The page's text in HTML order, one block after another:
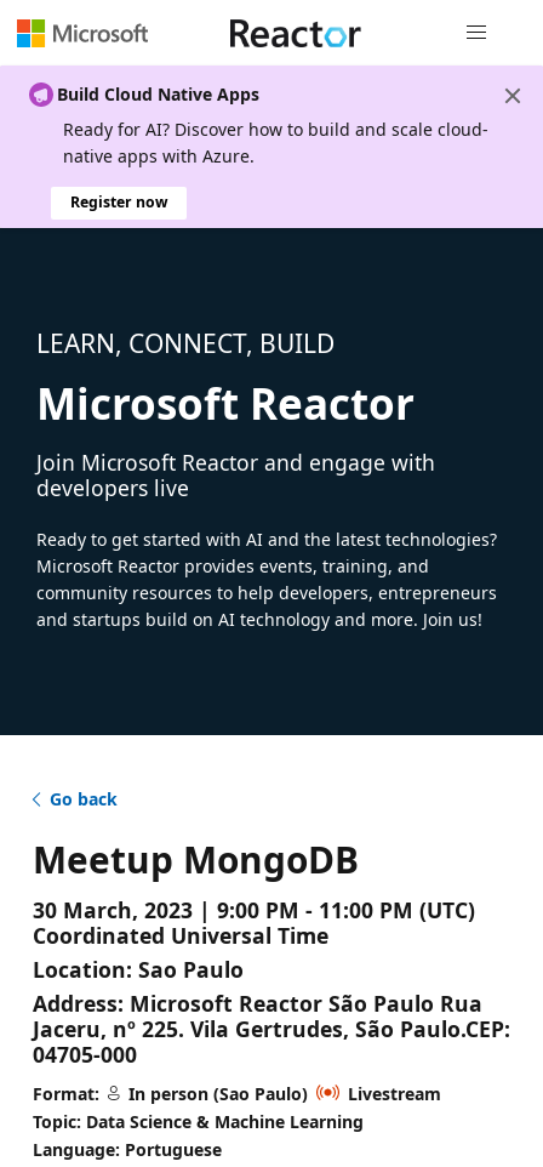
Build Cloud Native Apps
Ready for AI? Discover how to build and scale cloud-
native apps with Azure.
Register now
LEARN, CONNECT, BUILD
Microsoft Reactor
Join Microsoft Reactor and engage with
developers live
Ready to get started with AI and the latest technologies?
Microsoft Reactor provides events, training, and
community resources to help developers, entrepreneurs
and startups build on AI technology and more. Join us!
Go back
Meetup MongoDB
30 March, 2023 | 9:00 PM - 11:00 PM (UTC)
Coordinated Universal Time
Location: Sao Paulo
Address: Microsoft Reactor São Paulo Rua
Jaceru, nº 225. Vila Gertrudes, São Paulo.CEP:
04705-000
Format: In person (Sao Paulo)
Livestream
Topic: Data Science & Machine Learning
Language: Portuguese